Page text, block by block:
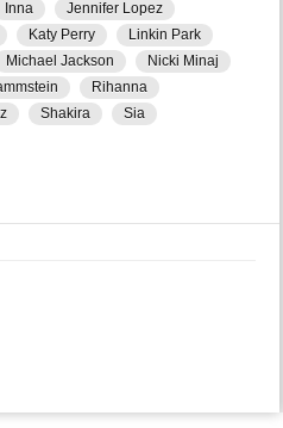
Inna
Jennifer Lopez
Katy Perry
Linkin Park
Michael Jackson
Nicki Minaj
Rihanna
Shakira Sia